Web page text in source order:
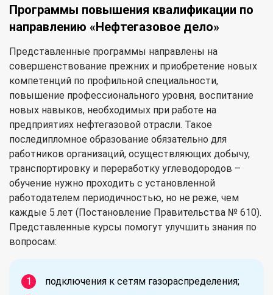
Программы повышения квалификации по
направлению «Нефтегазовое дело»
Представленные программы направлены на
совершенствование прежних и приобретение новых
компетенций по профильной специальности,
повышение профессионального уровня, воспитание
новых навыков, необходимых при работе на
предприятиях нефтегазовой отрасли. Такое
последипломное образование обязательно для
работников организаций, осуществляющих добычу,
транспортировку и переработку углеводородов –
обучение нужно проходить с установленной
работодателем периодичностью, но не реже, чем
каждые 5 лет (Постановление Правительства № 610).
Представленные курсы помогут улучшить знания по
вопросам:
подключения к сетям газораспределения;